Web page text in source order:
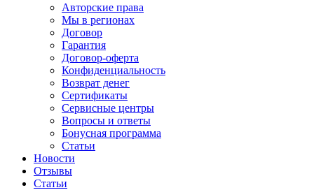
Авторские права
Мы в регионах
Договор
Гарантия
Договор-оферта
Конфиденциальность
Возврат денег
Сертификаты
Сервисные центры
Вопросы и ответы
Бонусная программа
Статьи
Новости
Отзывы
Статьи